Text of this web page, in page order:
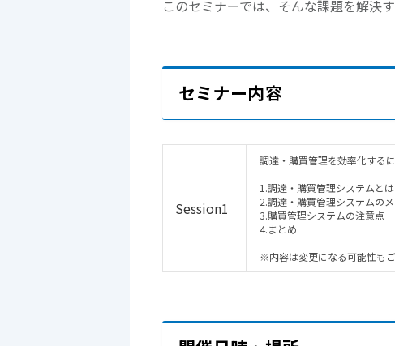
このセミナーでは、そんな課題を解決
セミナー内容
Session1
調達・購買管理を効率化する
1.調達・購買管理システムとは
2.調達・購買管理システムの
3.購買管理システムの注意点
4.まとめ
※内容は変更になる可能性も